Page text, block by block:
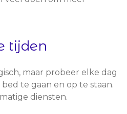
tijden
maar probeer elke dag
te gaan en op te staan.
diensten.